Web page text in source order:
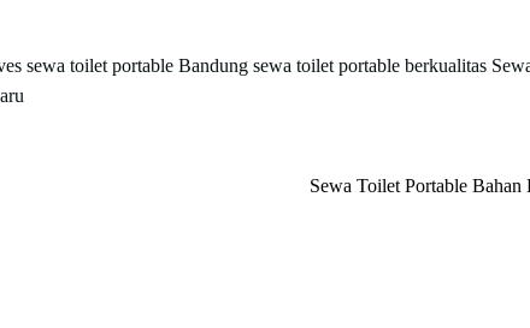
sewa toilet portable Bandung sewa toilet portable berkualitas
Sewa Toilet Portable